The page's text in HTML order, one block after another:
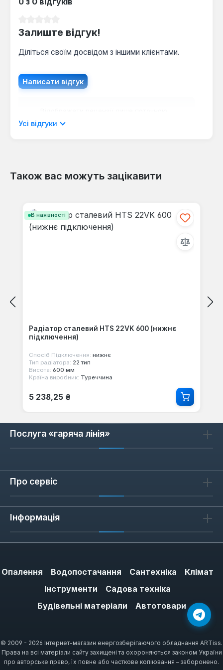
реконструкції, забезпечуючи стабільний тепловий
Залиште відгук!
Діліться своїм досвідом з іншими клієнтами.
Написати відгук
мовою.
Відгуків не знайдено. Поділіться
Усі відгуки
Також вас можуть зацікавити
В наявності
Радіатор сталевий HTS 22VK 600 (нижнє
підключення)
Спосіб Підключення: нижнє
Тип радіатора: 22 тип
Висота: 600 мм
Країна виробник: Туреччина
Звичайна ціна:
5 238,25 ₴
Послуга «гаряча лінія»
Про сервіс
Інформація
Опалення Водопостачання Сантехніка
Клімат
Інструменти
Садова техніка
Будівельні матеріали
Автотовари
© 2009 - 2026 Інтернет-магазин енергозберігаючого обладнання ARTiss.
Права на всі матеріали сайту захищені та охороняються законом України
про авторське право, їх повне або часткове копіювання – заборонено.